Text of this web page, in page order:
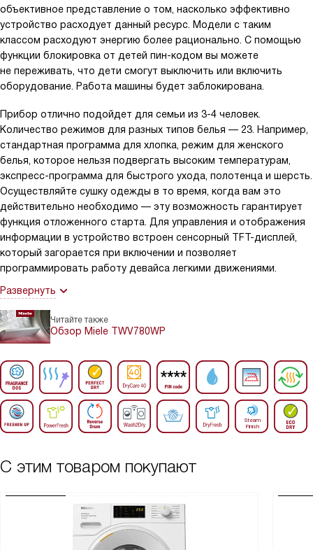
объективное представление о том, насколько эффективно
устройство расходует данный ресурс. Модели с таким
классом расходуют энергию более рационально. С помощью
функции блокировка от детей пин-кодом вы можете
не переживать, что дети смогут выключить или включить
оборудование. Работа машины будет заблокирована.
Прибор отлично подойдет для семьи из 3-4 человек.
Количество режимов для разных типов белья — 23. Например,
стандартная программа для хлопка, режим для женского
белья, которое нельзя подвергать высоким температурам,
экспресс-программа для быстрого ухода, полотенца и шерсть.
Осуществляйте сушку одежды в то время, когда вам это
действительно необходимо — эту возможность гарантирует
функция отложенного старта. Для управления и отображения
информации в устройство встроен сенсорный TFT-дисплей,
который загорается при включении и позволяет
программировать работу девайса легкими движениями.
Развернуть
Читайте также
Обзор Miele TWV780WP
С этим товаром покупают